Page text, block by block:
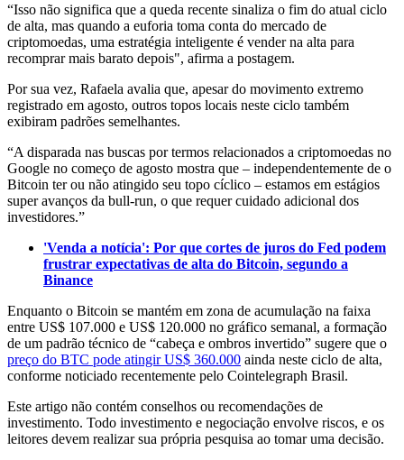
“Isso não significa que a queda recente sinaliza o fim do atual ciclo
de alta, mas quando a euforia toma conta do mercado de
criptomoedas, uma estratégia inteligente é vender na alta para
recomprar mais barato depois", afirma a postagem.
Por sua vez, Rafaela avalia que, apesar do movimento extremo
registrado em agosto, outros topos locais neste ciclo também
exibiram padrões semelhantes.
“A disparada nas buscas por termos relacionados a criptomoedas no
Google no começo de agosto mostra que – independentemente de o
Bitcoin ter ou não atingido seu topo cíclico – estamos em estágios
super avanços da bull-run, o que requer cuidado adicional dos
investidores.”
'Venda a notícia': Por que cortes de juros do Fed podem
frustrar expectativas de alta do Bitcoin, segundo a
Binance
Enquanto o Bitcoin se mantém em zona de acumulação na faixa
entre US$ 107.000 e US$ 120.000 no gráfico semanal, a formação
de um padrão técnico de “cabeça e ombros invertido” sugere que o
preço do BTC pode atingir US$ 360.000 ainda neste ciclo de alta,
conforme noticiado recentemente pelo Cointelegraph Brasil.
Este artigo não contém conselhos ou recomendações de
investimento. Todo investimento e negociação envolve riscos, e os
leitores devem realizar sua própria pesquisa ao tomar uma decisão.